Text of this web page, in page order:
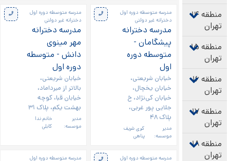
منطقه ۱۴
تهران
منطقه ۱۵
تهران
منطقه ۱۶
تهران
منطقه ۱۷
تهران
منطقه ۱۸
تهران
مدرسه متوسطه دوره اول
دخترانه غیر دولتی
مدرسه دخترانه
پیشگامان -
متوسطه دوره
اول
خیابان شریعتی،
خیابان یخچال،
خیابان کی‌نژاد، خ
جلایی پور غربی،
پلاک ۴۸
مدیر
موسسه:
کبری شریف
پناهی
مدرسه متوسطه دوره اول
دخترانه غیر دولتی
مدرسه دخترانه
مهر مینوی
دانش - متوسطه
دوره اول
خیابان شریعتی،
بالاتر از میرداماد،
خیابان قبا، کوچه
بهشت یکم، پلاک ۳۱
مدیر
موسسه:
خانم ندا
کابلی
مدرسه متوسطه دوره اول
مدرسه متوسطه دوره اول